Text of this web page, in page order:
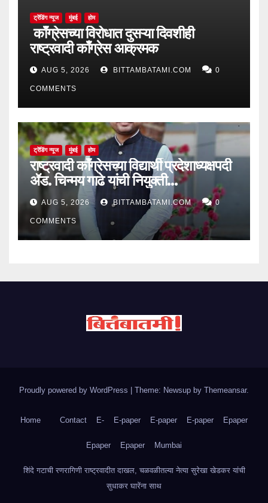
ट्रेंडिंग न्यूज मुंबई होम
काँग्रेसच्या विरोधात दुसऱ्या दिवशीही
राष्ट्रवादी काँग्रेस आक्रमक
AUG 5, 2026 BITTAMBATAMI.COM 0
COMMENTS
ट्रेंडिंग न्यूज मुंबई होम
राष्ट्रवादी काँग्रेसच्या विद्यार्थी प्रदेशाध्यक्षपदी
ॲड. चिन्मय गाढे यांची नियुक्ती…
AUG 5, 2026 BITTAMBATAMI.COM 0
COMMENTS
Proudly powered by WordPress | Theme: Newsup by Themeansar.
Home Contact E- E-paper E-paper E-paper Epaper
Epaper Epaper Mumbai
शिंदे गटाची रणरागिणी राष्ट्रवादीत दाखल, चळवळीतल्या नेत्या सुरेखा खेडकर यांची
सुधाकर घारेंना साथ